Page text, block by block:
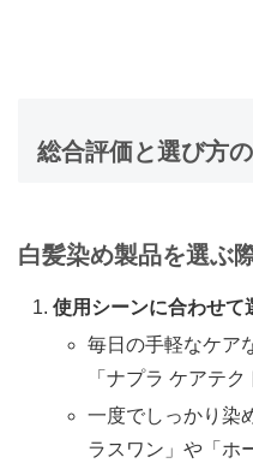
総合評価と選び方
白髪染め製品を選ぶ
使用シーンに合わせて
毎日の手軽なケア
「ナプラ ケアテ
一度でしっかり染
ラスワン」や「ホ